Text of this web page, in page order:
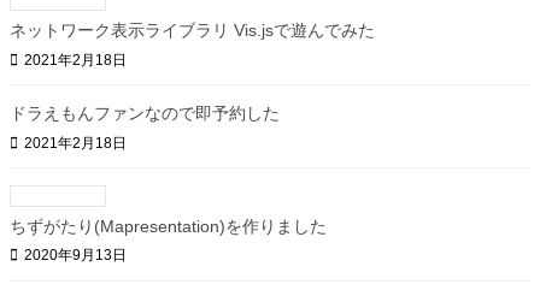
ネットワーク表示ライブラリ Vis.jsで遊んでみた
2021年2月18日
ドラえもんファンなので即予約した
2021年2月18日
ちずがたり(Mapresentation)を作りました
2020年9月13日